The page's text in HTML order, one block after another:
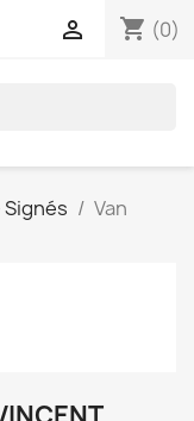
shopping_cart (0)

Van